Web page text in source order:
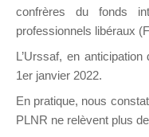
confrères du fonds
professionnels libéraux
L’Urssaf, en anticipation
1er janvier 2022.
En pratique, nous
PLNR ne relèvent plus